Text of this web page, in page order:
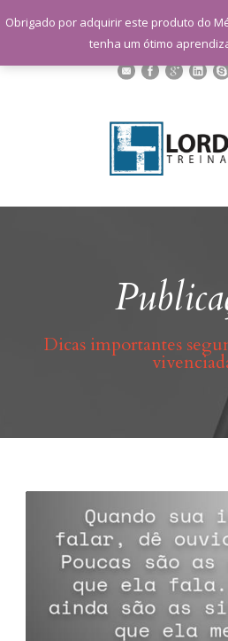
+55 11 9
Dicas importantes
Obrigado por adquirir este produto do
tenha um ótimo